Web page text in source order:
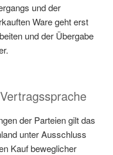
und der
Ware geht erst
und der Übergabe
der Parteien gilt das
unter Ausschluss
Kauf beweglicher